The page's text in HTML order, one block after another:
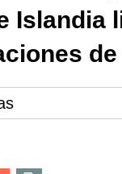
Islandia